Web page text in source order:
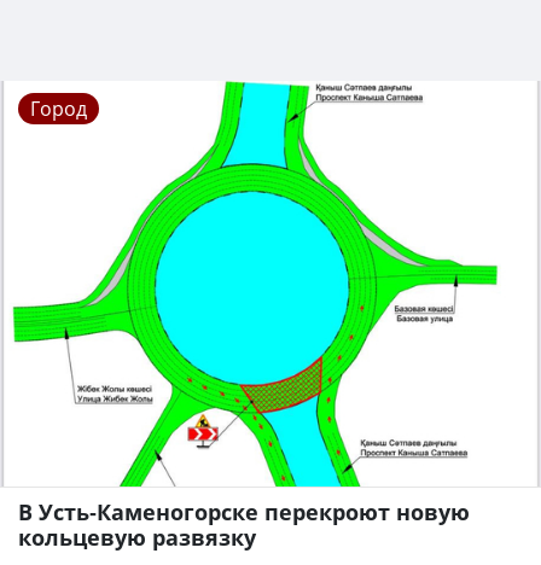
Город
В Усть-Каменогорске перекроют новую
кольцевую развязку